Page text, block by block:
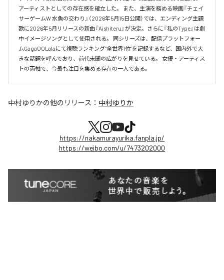
アーティストとしての存在感を確立した。 また、主演を務める映画『チェイ
サーゲームW 水魚の交わり』（2026年5月15日公開）では、エンディング主題
歌に2026年5月リリースの新曲『Aishiteru』が決定。さらに『私のType』は劇
中イメージソングとして使用される。 同シリーズは、配信プラットフォー
ムGagaOOLalaにて視聴ランキング“全世界1位”を記録するなど、国内外で大
きな話題を呼んでおり、前代未聞の広がりを見せている。 女優・アーティス
トの両軸で、今最も注目を集める存在の一人である。
中村ゆりかの他のリリース： 中村ゆりか
https://nakamurayurika.fanpla.jp/
https://weibo.com/u/7473202000